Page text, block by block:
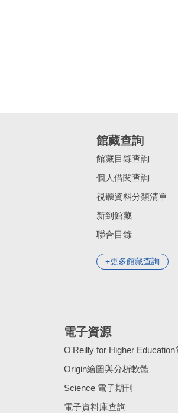
館藏查詢
館藏目錄查詢
個人借閱查詢
視聽資料分類清單
新到館藏
聯合目錄
更多館藏查詢
電子資源
O'Reilly for Higher Education
Origin繪圖與分析軟體
Science 電子期刊
電子資料庫查詢